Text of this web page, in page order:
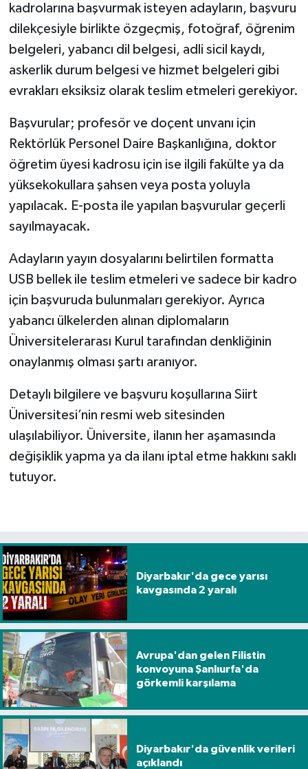
kadrolarına başvurmak isteyen adayların, başvuru
dilekçesiyle birlikte özgeçmiş, fotoğraf, öğrenim
belgeleri, yabancı dil belgesi, adli sicil kaydı,
askerlik durum belgesi ve hizmet belgeleri gibi
evrakları eksiksiz olarak teslim etmeleri gerekiyor.
Başvurular; profesör ve doçent unvanı için
Rektörlük Personel Daire Başkanlığına, doktor
öğretim üyesi kadrosu için ise ilgili fakülte ya da
yüksekokullara şahsen veya posta yoluyla
yapılacak. E-posta ile yapılan başvurular geçerli
sayılmayacak.
Adayların yayın dosyalarını belirtilen formatta
USB bellek ile teslim etmeleri ve sadece bir kadro
için başvuruda bulunmaları gerekiyor. Ayrıca
yabancı ülkelerden alınan diplomaların
Üniversitelerarası Kurul tarafından denkliğinin
onaylanmış olması şartı aranıyor.
Detaylı bilgilere ve başvuru koşullarına Siirt
Üniversitesi’nin resmi web sitesinden
ulaşılabiliyor. Üniversite, ilanın her aşamasında
değişiklik yapma ya da ilanı iptal etme hakkını saklı
tutuyor.
Diyarbakır'da gece yarısı
kavgasında 2 yaralı
Avrupa'dan gelen Filistin
konvoyuna Şanlıurfa'da
görkemli karşılama
Diyarbakır'da güvenlik verileri
açıklandı